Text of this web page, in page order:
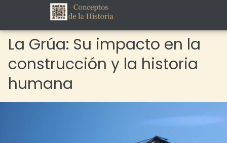
La Grúa: Su impacto en la
construcción y la historia
humana